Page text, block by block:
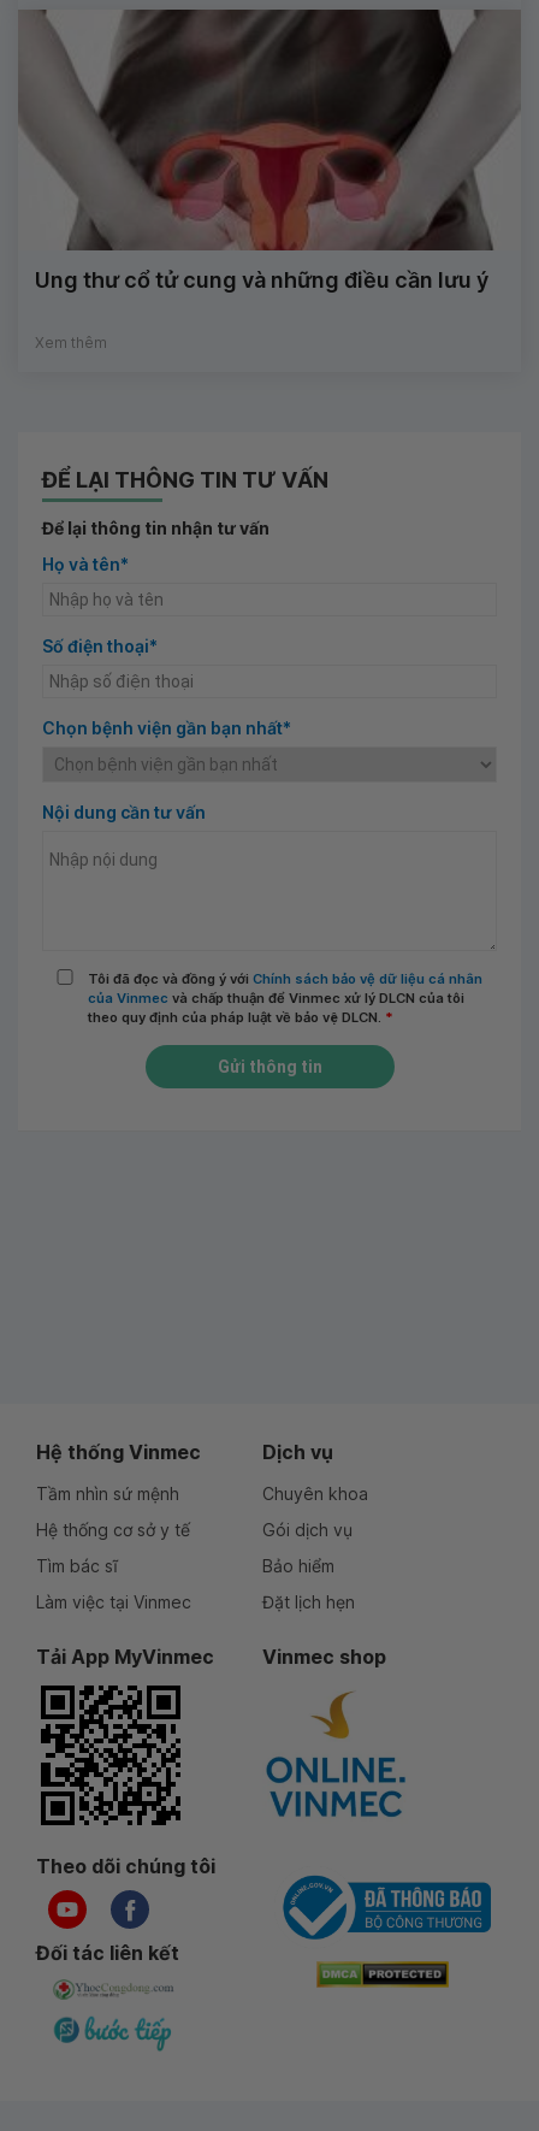
Ung thư cổ tử cung và những điều cần lưu ý
Xem thêm
ĐỂ LẠI THÔNG TIN TƯ VẤN
Để lại thông tin nhận tư vấn
Họ và tên*
Số điện thoại*
Chọn bệnh viện gần bạn nhất*
Nội dung cần tư vấn
Tôi đã đọc và đồng ý với Chính sách bảo vệ dữ liệu cá nhân
của Vinmec và chấp thuận để Vinmec xử lý DLCN của tôi
theo quy định của pháp luật về bảo vệ DLCN. *
Gửi thông tin
Hệ thống Vinmec
Tầm nhìn sứ mệnh
Hệ thống cơ sở y tế
Tìm bác sĩ
Làm việc tại Vinmec
Dịch vụ
Chuyên khoa
Gói dịch vụ
Bảo hiểm
Đặt lịch hẹn
Tải App MyVinmec Vinmec shop
Theo dõi chúng tôi
Đối tác liên kết